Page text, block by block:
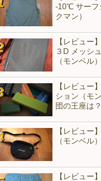
-10℃ サーフ
クマン）
【レビュー
３D メッシ
（モンベル）
【レビュー
ション（モ
団の王座は？
【レビュー
（モンベル）
【レビュー